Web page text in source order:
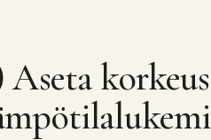
Aseta